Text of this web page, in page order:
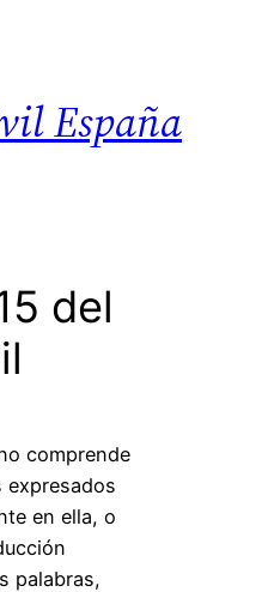
España
del
comprende
en ella, o
palabras,